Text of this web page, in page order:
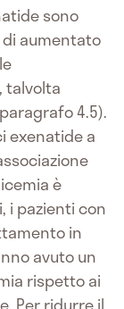
sono
aumentato
talvolta
4.5).
exenatide a
è
i pazienti con
in
avuto un
rispetto ai